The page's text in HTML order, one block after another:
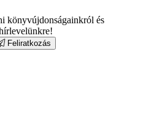
könyvújdonságainkról és
Feliratkozás